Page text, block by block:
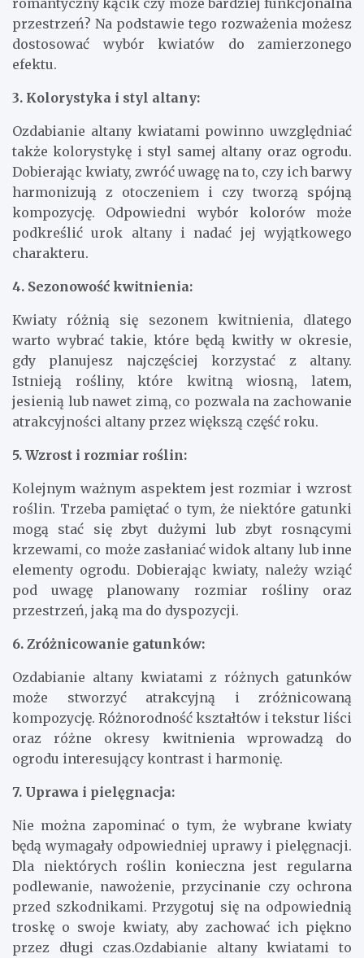
romantyczny kącik czy może bardziej funkcjonalna
przestrzeń? Na podstawie tego rozważenia możesz
dostosować wybór kwiatów do zamierzonego
efektu.
3. Kolorystyka i styl altany:
Ozdabianie altany kwiatami powinno uwzględniać
także kolorystykę i styl samej altany oraz ogrodu.
Dobierając kwiaty, zwróć uwagę na to, czy ich barwy
harmonizują z otoczeniem i czy tworzą spójną
kompozycję. Odpowiedni wybór kolorów może
podkreślić urok altany i nadać jej wyjątkowego
charakteru.
4. Sezonowość kwitnienia:
Kwiaty różnią się sezonem kwitnienia, dlatego
warto wybrać takie, które będą kwitły w okresie,
gdy planujesz najczęściej korzystać z altany.
Istnieją rośliny, które kwitną wiosną, latem,
jesienią lub nawet zimą, co pozwala na zachowanie
atrakcyjności altany przez większą część roku.
5. Wzrost i rozmiar roślin:
Kolejnym ważnym aspektem jest rozmiar i wzrost
roślin. Trzeba pamiętać o tym, że niektóre gatunki
mogą stać się zbyt dużymi lub zbyt rosnącymi
krzewami, co może zasłaniać widok altany lub inne
elementy ogrodu. Dobierając kwiaty, należy wziąć
pod uwagę planowany rozmiar rośliny oraz
przestrzeń, jaką ma do dyspozycji.
6. Zróżnicowanie gatunków:
Ozdabianie altany kwiatami z różnych gatunków
może stworzyć atrakcyjną i zróżnicowaną
kompozycję. Różnorodność kształtów i tekstur liści
oraz różne okresy kwitnienia wprowadzą do
ogrodu interesujący kontrast i harmonię.
7. Uprawa i pielęgnacja:
Nie można zapominać o tym, że wybrane kwiaty
będą wymagały odpowiedniej uprawy i pielęgnacji.
Dla niektórych roślin konieczna jest regularna
podlewanie, nawożenie, przycinanie czy ochrona
przed szkodnikami. Przygotuj się na odpowiednią
troskę o swoje kwiaty, aby zachować ich piękno
przez długi czas.Ozdabianie altany kwiatami to